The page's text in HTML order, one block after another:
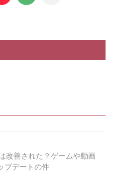
契約してる時点でほぼ使いません。
改善された？ゲームや動画
プデートの件